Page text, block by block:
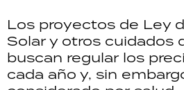
Los proyectos de Ley
Solar y otros cuidados
buscan regular los
cada año y, sin
SALUD
DEPORTES